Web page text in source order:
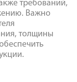
требований,
Важно
толщины